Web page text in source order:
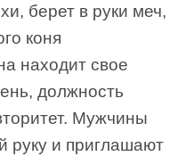
берет в руки меч,
коня
находит свое
должность
Мужчины
руку и приглашают